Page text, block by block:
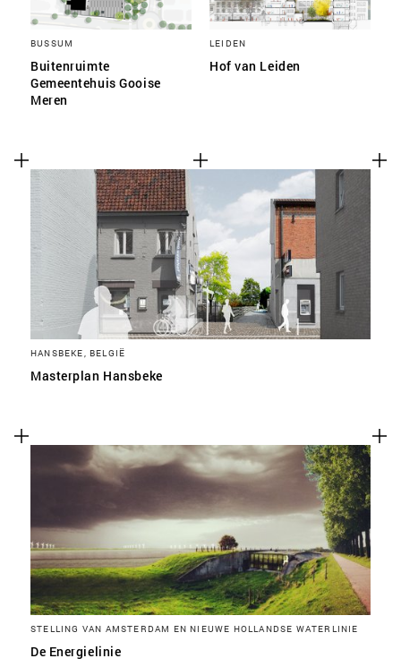
BUSSUM
Buitenruimte
Gemeentehuis Gooise
Meren
LEIDEN
Hof van Leiden
HANSBEKE, BELGIË
Masterplan Hansbeke
STELLING VAN AMSTERDAM EN NIEUWE HOLLANDSE WATERLINIE
De Energielinie